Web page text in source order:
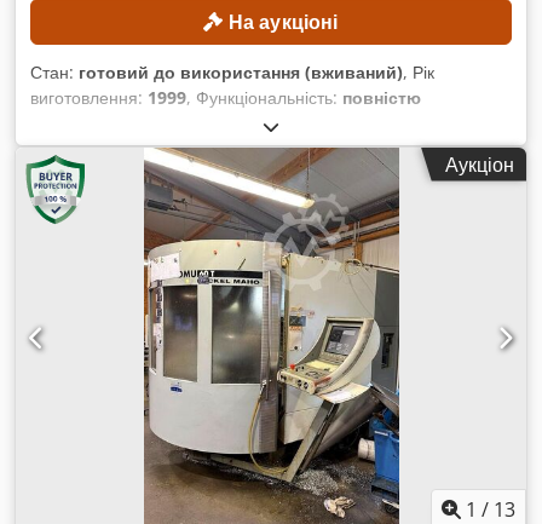
На аукціоні
Стан: готовий до використання (вживаний), Рік
виготовлення: 1999, Функціональність: повністю
, відстань переміщення по осі X:
відстань переміщення по осі Y:560 мм, відстань
переміщення осі Z:560 мм, максимальна вага заготовки:
600 кг, кількість слотів у магазині інструментів:
повороту осі C (макс.):360 °, Відсутня мінімальна ціна –
гарантований продаж за найвищою ставкою! ТЕХНІЧНІ
ХАРАКТЕРИСТИКИ Тип шпіндельного конуса: SK40 Хід по
осі X: 600 мм Хід по осі Y: 560 мм Chedpfx Aozpxd Rshuoa
Хід по осі Z: 560 мм Кут повороту по осі B: 360° Кількість
місць для інструментів у магазині: 60 ІНФОРМАЦІЯ ПРО
ВЕРСТАТ Система керування: Siemens Кількість палет: 2
Розмір палети: 400 × 500 мм Максимальне допустиме
навантаження на палету: 600 кг Вага верстата: 10 500 кг
Аукціон
1 / 13